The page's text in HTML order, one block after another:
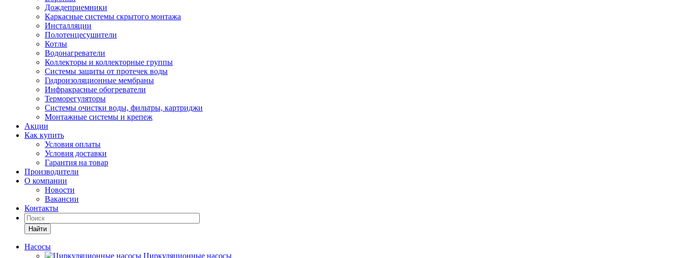
Дождеприемники
Каркасные системы скрытого монтажа
Инсталляции
Полотенцесушители
Котлы
Водонагреватели
Коллекторы и коллекторные группы
Системы защиты от протечек воды
Гидроизоляционные мембраны
Инфракрасные обогреватели
Терморегуляторы
Системы очистки воды, фильтры, картриджи
Монтажные системы и крепеж
Акции
Как купить
Условия оплаты
Условия доставки
Гарантия на товар
Производители
О компании
Новости
Вакансии
Контакты
Найти
Насосы
Циркуляционные насосы